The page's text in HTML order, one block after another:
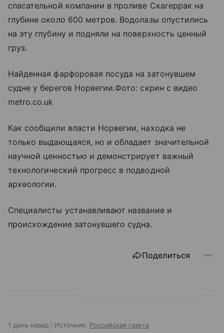
спасательной компании в проливе Скагеррак на
глубине около 600 метров. Водолазы опустились
на эту глубину и подняли на поверхность ценный
груз.
Найденная фарфоровая посуда на затонувшем
судне у берегов Норвегии.Фото: скрин с видео
metro.co.uk
Как сообщили власти Норвегии, находка не
только выдающаяся, но и обладает значительной
научной ценностью и демонстрирует важный
технологический прогресс в подводной
археологии.
Специалисты устанавливают название и
происхождение затонувшего судна.
Поделиться
1 день назад Источник: Российская газета